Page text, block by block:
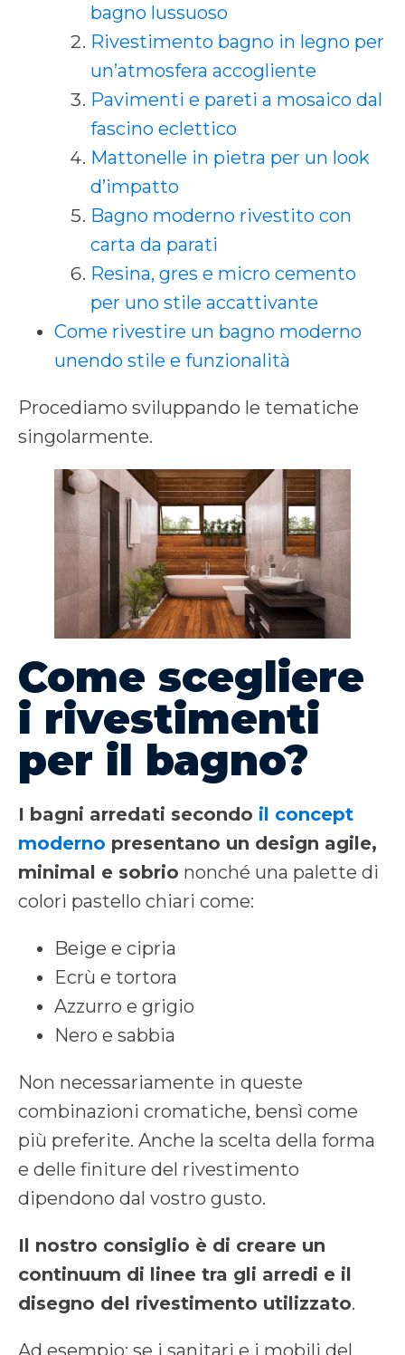
bagno lussuoso
Rivestimento bagno in legno per
un’atmosfera accogliente
Pavimenti e pareti a mosaico dal
fascino eclettico
Mattonelle in pietra per un look
d’impatto
Bagno moderno rivestito con
carta da parati
Resina, gres e micro cemento
per uno stile accattivante
Come rivestire un bagno moderno
unendo stile e funzionalità
Procediamo sviluppando le tematiche
singolarmente.
Come scegliere
i rivestimenti
per il bagno?
I bagni arredati secondo il concept
moderno presentano un design agile,
minimal e sobrio nonché una palette di
colori pastello chiari come:
Beige e cipria
Ecrù e tortora
Azzurro e grigio
Nero e sabbia
Non necessariamente in queste
combinazioni cromatiche, bensì come
più preferite. Anche la scelta della forma
e delle finiture del rivestimento
dipendono dal vostro gusto.
Il nostro consiglio è di creare un
continuum di linee tra gli arredi e il
disegno del rivestimento utilizzato.
Ad esempio: se i sanitari e i mobili del